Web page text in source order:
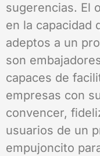
sugerencias. El
en la capacidad
adeptos a un
son
capaces de
empresas con
convencer,
usuarios de un
empujoncito